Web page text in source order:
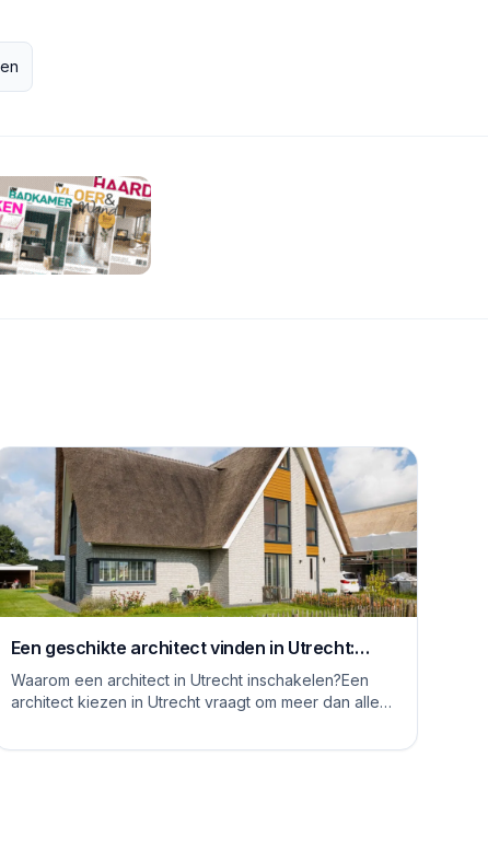
Een geschikte architect vinden in Utrecht:
waar moet je op letten
Waarom een architect in Utrecht inschakelen?Een
architect kiezen in Utrecht vraagt om meer dan alleen